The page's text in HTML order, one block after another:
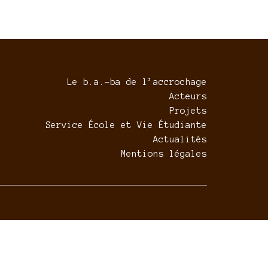
Le b.a.-ba de l’accrochage
Acteurs
Projets
Service École et Vie Étudiante
Actualités
Mentions légales